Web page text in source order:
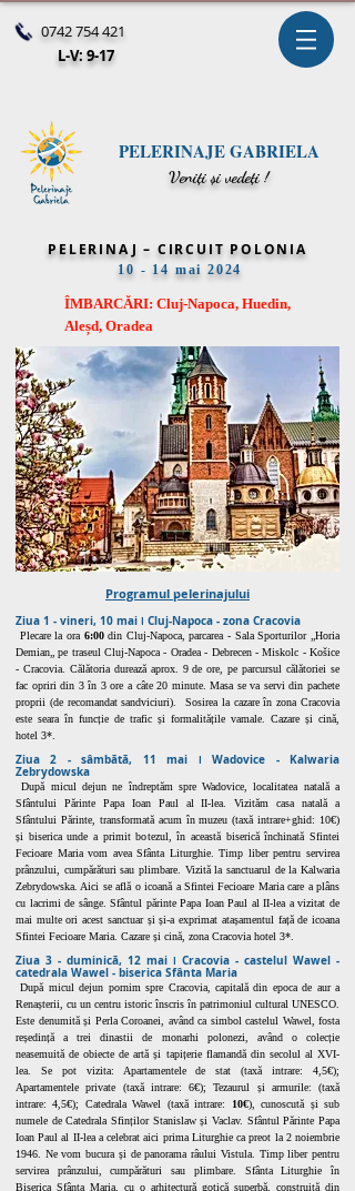
0742 754 421
L-V: 9-17
PELERINAJE GABRIELA
Veniți și vedeți !
PELERINAJ – CIRCUIT POLONIA
10 - 14 mai 2024
ÎMBARCĂRI: Cluj-Napoca, Huedin,
Aleșd, Oradea
Programul pelerinajului
Ziua 1 - vineri, 10 mai ǀ Cluj-Napoca - zona Cracovia
Plecare la ora 6:00din Cluj-Napoca, parcarea - Sala Sporturilor „Horia
Demian„ pe traseul Cluj-Napoca - Oradea - Debrecen - Miskolc - Košice
- Cracovia. Călătoria durează aprox. 9 de ore, pe parcursul călătoriei se
fac opriri din 3 în 3 ore a câte 20 minute. Masa se va servi din pachete
proprii (de recomandat sandviciuri). Sosirea la cazare în zona Cracovia
este seara în funcție de trafic și formalitățile vamale. Cazare și cină,
hotel 3*.
Ziua 2 - sâmbătă, 11 mai ǀ Wadovice - Kalwaria
Zebrydowska
După micul dejun ne îndreptăm spre Wadovice, localitatea natală a
Sfântului Părinte Papa Ioan Paul al II-lea. Vizităm casa natală a
Sfântului Părinte, transformată acum în muzeu (taxă intrare+ghid: 10€)
și biserica unde a primit botezul, în această biserică închinată Sfintei
Fecioare Maria vom avea Sfânta Liturghie. Timp liber pentru servirea
prânzului, cumpărături sau plimbare. Vizită la sanctuarul de la Kalwaria
Zebrydowska. Aici se află o icoană a Sfintei Fecioare Maria care a plâns
cu lacrimi de sânge. Sfântul părinte Papa Ioan Paul al II-lea a vizitat de
mai multe ori acest sanctuar și și-a exprimat atașamentul față de icoana
Sfintei Fecioare Maria. Cazare și cină, zona Cracovia hotel 3*.
Ziua 3 - duminică, 12 mai ǀ Cracovia - castelul Wawel -
catedrala Wawel - biserica Sfânta Maria
După micul dejun pornim spre Cracovia, capitală din epoca de aur a
Renașterii, cu un centru istoric înscris în patrimoniul cultural UNESCO.
Este denumită și Perla Coroanei, având ca simbol castelul Wawel, fosta
reședință a trei dinastii de monarhi polonezi, având o colecție
neasemuită de obiecte de artă și tapițerie flamandă din secolul al XVI-
lea. Se pot vizita: Apartamentele de stat (taxă intrare: 4,5€);
Apartamentele private (taxă intrare: 6€); Tezaurul și armurile: (taxă
intrare: 4,5€); Catedrala Wawel (taxă intrare:
10€), cunoscută și sub
numele de Catedrala Sfinților Stanislaw și Vaclav. Sfântul Părinte Papa
Ioan Paul al II-lea a celebrat aici prima Liturghie ca preot la 2 noiembrie
1946. Ne vom bucura și de panorama râului Vistula. Timp liber pentru
servirea prânzului, cumpărături sau plimbare. Sfânta Liturghie în
Biserica Sfânta Maria, cu o arhitectură gotică superbă, construită din